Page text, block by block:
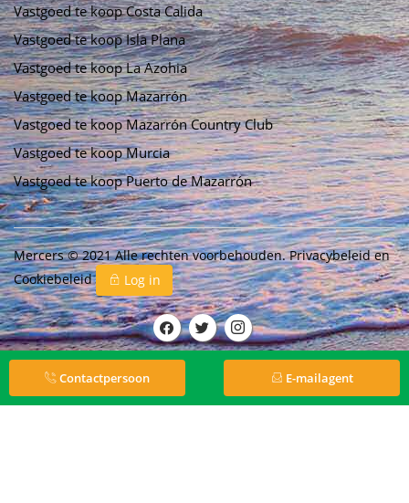
Vastgoed te koop Costa Calida
Vastgoed te koop Isla Plana
Vastgoed te koop La Azohia
Vastgoed te koop Mazarrón
Vastgoed te koop Mazarrón Country Club
Vastgoed te koop Murcia
Vastgoed te koop Puerto de Mazarrón
Mercers © 2021 Alle rechten voorbehouden.Privacybeleiden
Cookiebeleid
Log in
Contactpersoon E-mailagent